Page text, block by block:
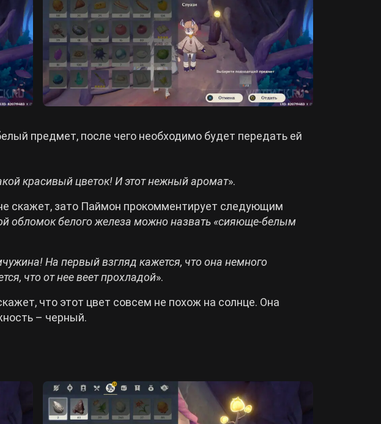
предмет, после чего необходимо будет передать ей
красивый цветок! И этот нежный аромат».
скажет, зато Паймон прокомментирует следующим
обломок белого железа можно назвать «сияюще-белым
На первый взгляд кажется, что она немного
что от нее веет прохладой».
что этот цвет совсем не похож на солнце. Она
– черный.